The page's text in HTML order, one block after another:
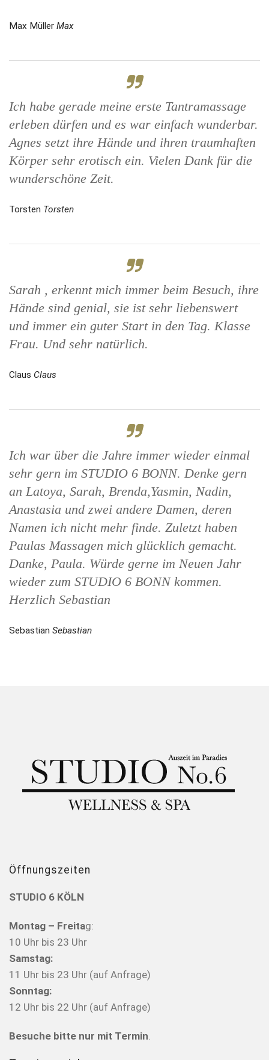
Max Müller Max
Ich habe gerade meine erste Tantramassage
erleben dürfen und es war einfach wunderbar.
Agnes setzt ihre Hände und ihren traumhaften
Körper sehr erotisch ein. Vielen Dank für die
wunderschöne Zeit.
Torsten Torsten
Sarah , erkennt mich immer beim Besuch, ihre
Hände sind genial, sie ist sehr liebenswert
und immer ein guter Start in den Tag. Klasse
Frau. Und sehr natürlich.
Claus Claus
Ich war über die Jahre immer wieder einmal
sehr gern im STUDIO 6 BONN. Denke gern
an Latoya, Sarah, Brenda,Yasmin, Nadin,
Anastasia und zwei andere Damen, deren
Namen ich nicht mehr finde. Zuletzt haben
Paulas Massagen mich glücklich gemacht.
Danke, Paula. Würde gerne im Neuen Jahr
wieder zum STUDIO 6 BONN kommen.
Herzlich Sebastian
Sebastian Sebastian
Öffnungszeiten
STUDIO 6 KÖLN
Montag – Freitag:
10 Uhr bis 23 Uhr
Samstag:
11 Uhr bis 23 Uhr (auf Anfrage)
Sonntag:
12 Uhr bis 22 Uhr (auf Anfrage)
Besuche bitte nur mit Termin